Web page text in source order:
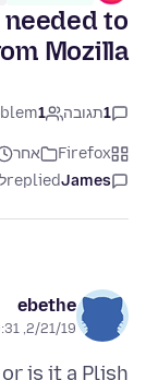
to
Mozilla
1תגובה 1
Firefox אחר
James
replied
ebethe
2/21/19, 9:31 AM